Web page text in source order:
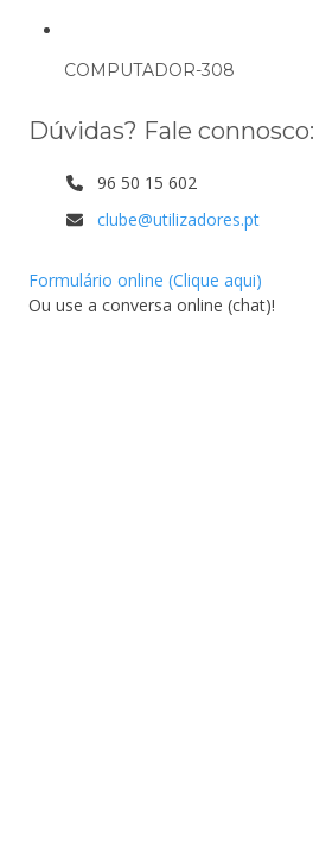
COMPUTADOR-308
Dúvidas? Fale connosco:
96 50 15 602
clube@utilizadores.pt
Formulário online (Clique aqui)
Ou use a conversa online (chat)!